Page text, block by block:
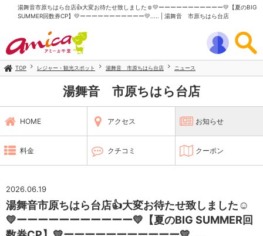
湯舞音市原ちはら台店👍大変お待たせ致しました☺💛ーーーーーーーーーーー💛【夏のBIG
SUMMER回数券CP】💛ーーーーーーーーーーー💛..... | 湯舞音 市原ちはら台店
TOP レジャー・観光スポット 湯舞音 市原ちはら台店 ニュース
湯舞音 市原ちはら台店
HOME アクセス お知らせ
料金 クチコミ クーポン
2026.06.19
湯舞音市原ちはら台店👍大変お待たせ致しました☺
💛ーーーーーーーーーーー💛【夏のBIG SUMMER回